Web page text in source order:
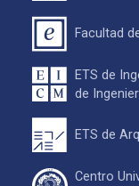
Facultad
ETS de
de
ETS de
Centro